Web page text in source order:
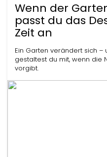
Wenn der
passt du das
Zeit an
Ein Garten verändert sich –
gestaltest du mit, wenn die
vorgibt.